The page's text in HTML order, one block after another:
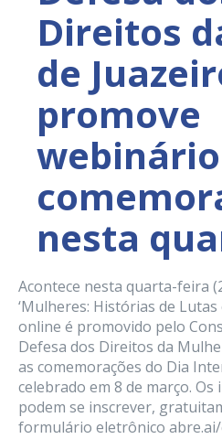
Direitos
de
promove
webinário
nesta
Acontece nesta quarta-feira
‘Mulheres: Histórias de Lutas
online é promovido pelo
Defesa dos Direitos da
as comemorações do Dia
celebrado em 8 de março.
podem se inscrever,
formulário eletrônico